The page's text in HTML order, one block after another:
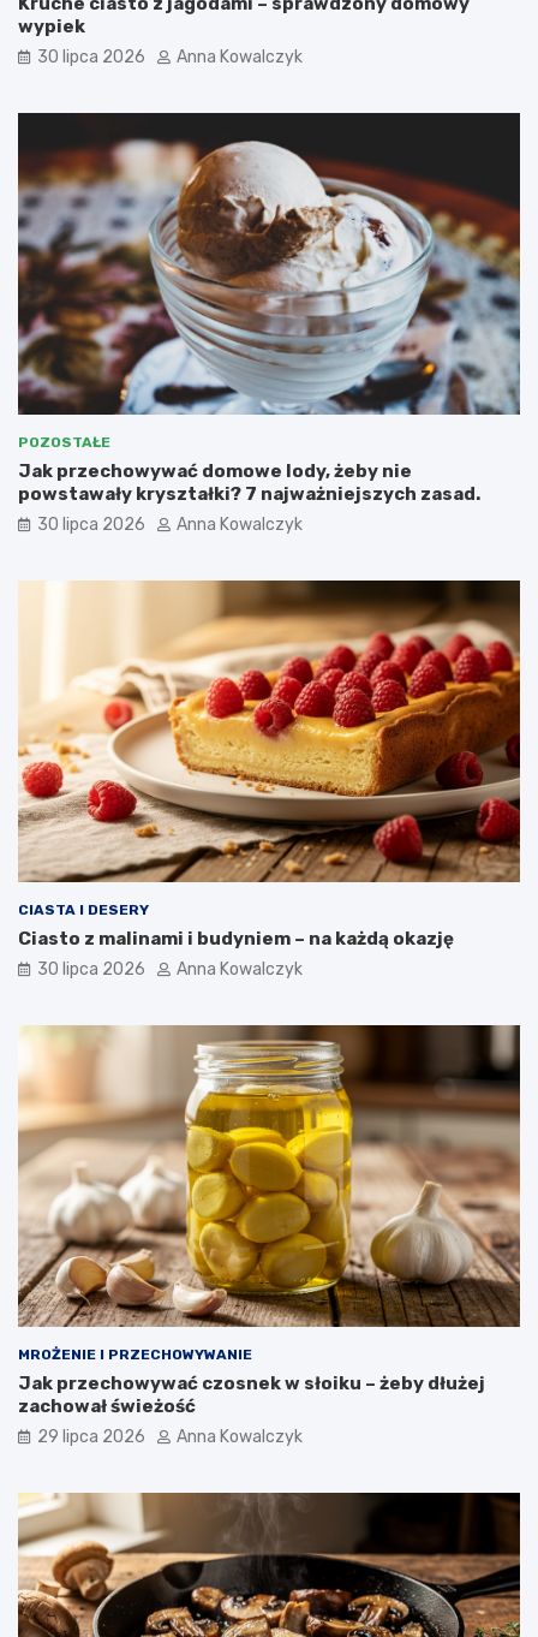
wypiek
30 lipca 2026 Anna Kowalczyk
POZOSTAŁE
Jak przechowywać domowe lody, żeby nie
powstawały kryształki? 7 najważniejszych zasad.
30 lipca 2026 Anna Kowalczyk
CIASTA I DESERY
Ciasto z malinami i budyniem – na każdą okazję
30 lipca 2026 Anna Kowalczyk
MROŻENIE I PRZECHOWYWANIE
Jak przechowywać czosnek w słoiku – żeby dłużej
zachował świeżość
29 lipca 2026 Anna Kowalczyk